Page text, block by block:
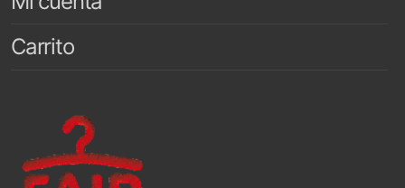
Carrito